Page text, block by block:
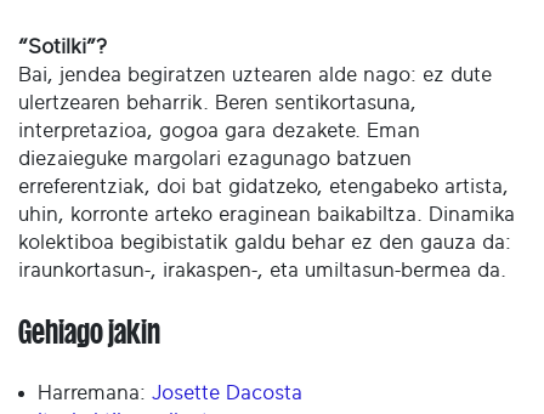
“Sotilki”?
Bai, jendea begiratzen uztearen alde nago: ez dute
ulertzearen beharrik. Beren sentikortasuna,
interpretazioa, gogoa gara dezakete. Eman
diezaieguke margolari ezagunago batzuen
erreferentziak, doi bat gidatzeko, etengabeko artista,
uhin, korronte arteko eraginean baikabiltza. Dinamika
kolektiboa begibistatik galdu behar ez den gauza da:
iraunkortasun-, irakaspen-, eta umiltasun-bermea da.
Gehiago jakin
Harremana: Josette Dacosta